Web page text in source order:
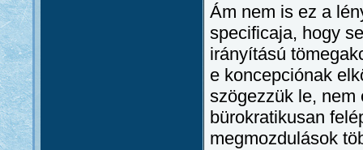
Ám nem is ez a
specificaja, hogy
irányítású
e koncepciónak
szögezzük le, nem
bürokratikusan
megmozdulások